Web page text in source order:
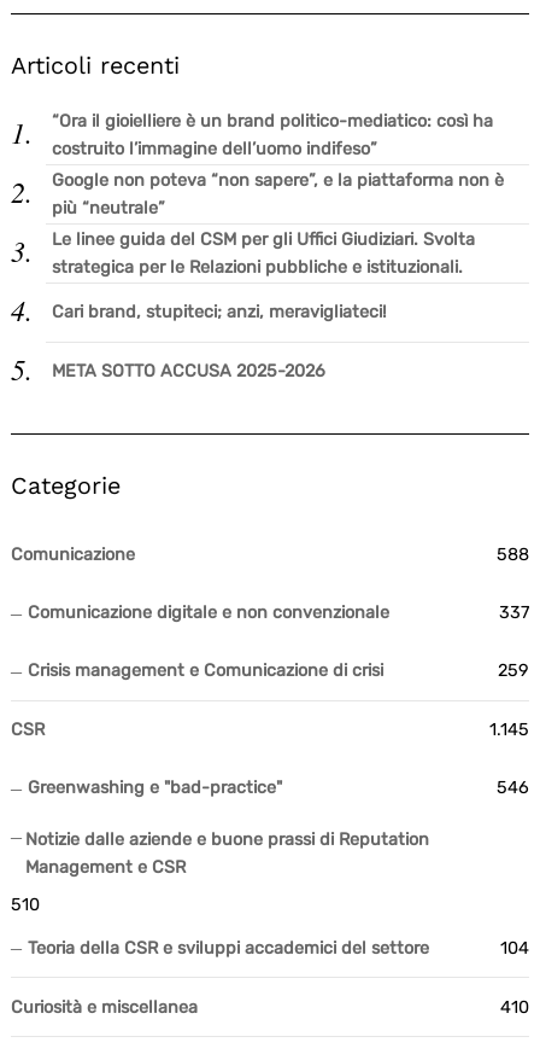
Articoli recenti
“Ora il gioielliere è un brand politico-mediatico: così ha
costruito l’immagine dell’uomo indifeso”
Google non poteva “non sapere”, e la piattaforma non è
più “neutrale”
Le linee guida del CSM per gli Uffici Giudiziari. Svolta
strategica per le Relazioni pubbliche e istituzionali.
Cari brand, stupiteci; anzi, meravigliateci!
META SOTTO ACCUSA 2025-2026
Categorie
Comunicazione 588
Comunicazione digitale e non convenzionale 337
Crisis management e Comunicazione di crisi 259
CSR 1.145
Greenwashing e "bad-practice" 546
Notizie dalle aziende e buone prassi di Reputation
Management e CSR
510
Teoria della CSR e sviluppi accademici del settore 104
Curiosità e miscellanea 410